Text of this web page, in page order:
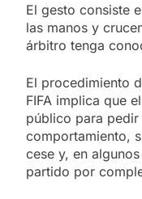
El gesto consiste
las manos y
árbitro tenga
El procedimiento
FIFA implica que
público para
comportamiento,
cese y, en
partido por